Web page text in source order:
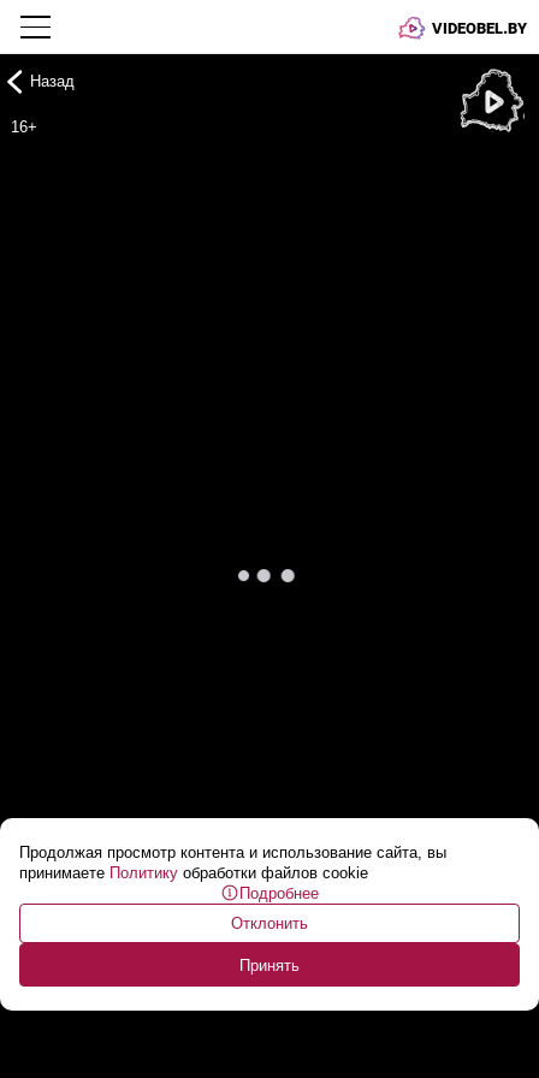
VIDEOBEL.BY
Продолжая просмотр контента и использование сайта, вы
принимаете Политику обработки файлов cookie
Подробнее
Отклонить
Принять
Назад
16+
В Великобритании преступники на
экскаваторе ограбили банк...